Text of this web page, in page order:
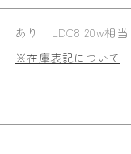
あり
LDC8 20w相
※在庫表記について